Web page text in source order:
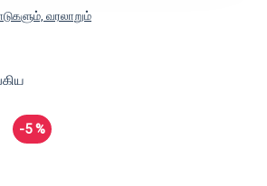
வரலாறும்
-5 %